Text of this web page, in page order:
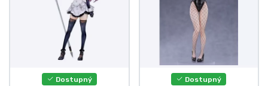
Dostupný Dostupný